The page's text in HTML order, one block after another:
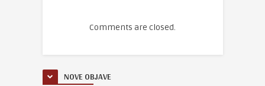
Comments are closed.
NOVE OBJAVE